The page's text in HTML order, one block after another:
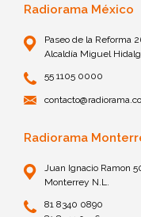
Radiorama México
Paseo de la Reforma
Alcaldía Miguel
55 1105 0000
Radiorama
Juan Ignacio Ramon
Monterrey N.L.
81 8340 0890